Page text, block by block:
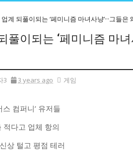
계 되풀이되는 ‘페미니즘 마녀사냥’···그들
풀이되는 ‘페미니즘 마녀
3 3 years ago 게임
스 컴퍼니’ 유저들
적다고 업체 항의
상 털고 평점 테러